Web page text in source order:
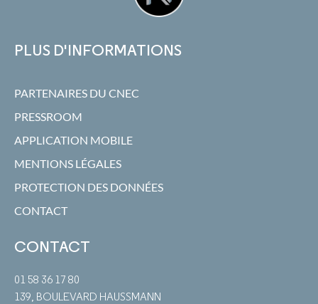
PLUS D'INFORMATIONS
PARTENAIRES DU CNEC
PRESSROOM
APPLICATION MOBILE
MENTIONS LÉGALES
PROTECTION DES DONNÉES
CONTACT
CONTACT
01 58 36 17 80
139, BOULEVARD HAUSSMANN